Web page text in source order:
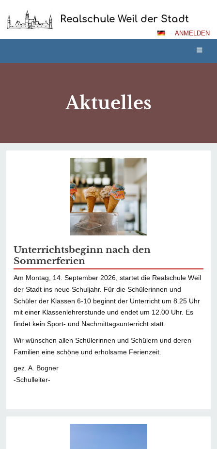
Realschule Weil der Stadt
ANMELDEN
Aktuelles
Unterrichtsbeginn nach den
Sommerferien
Am Montag, 14. September 2026, startet die Realschule Weil
der Stadt ins neue Schuljahr. Für die Schülerinnen und
Schüler der Klassen 6-10 beginnt der Unterricht um 8.25 Uhr
mit einer Klassenlehrerstunde und endet um 12.00 Uhr. Es
findet kein Sport- und Nachmittagsunterricht statt.
Wir wünschen allen Schülerinnen und Schülern und deren
Familien eine schöne und erholsame Ferienzeit.
gez. A. Bogner
-Schulleiter-